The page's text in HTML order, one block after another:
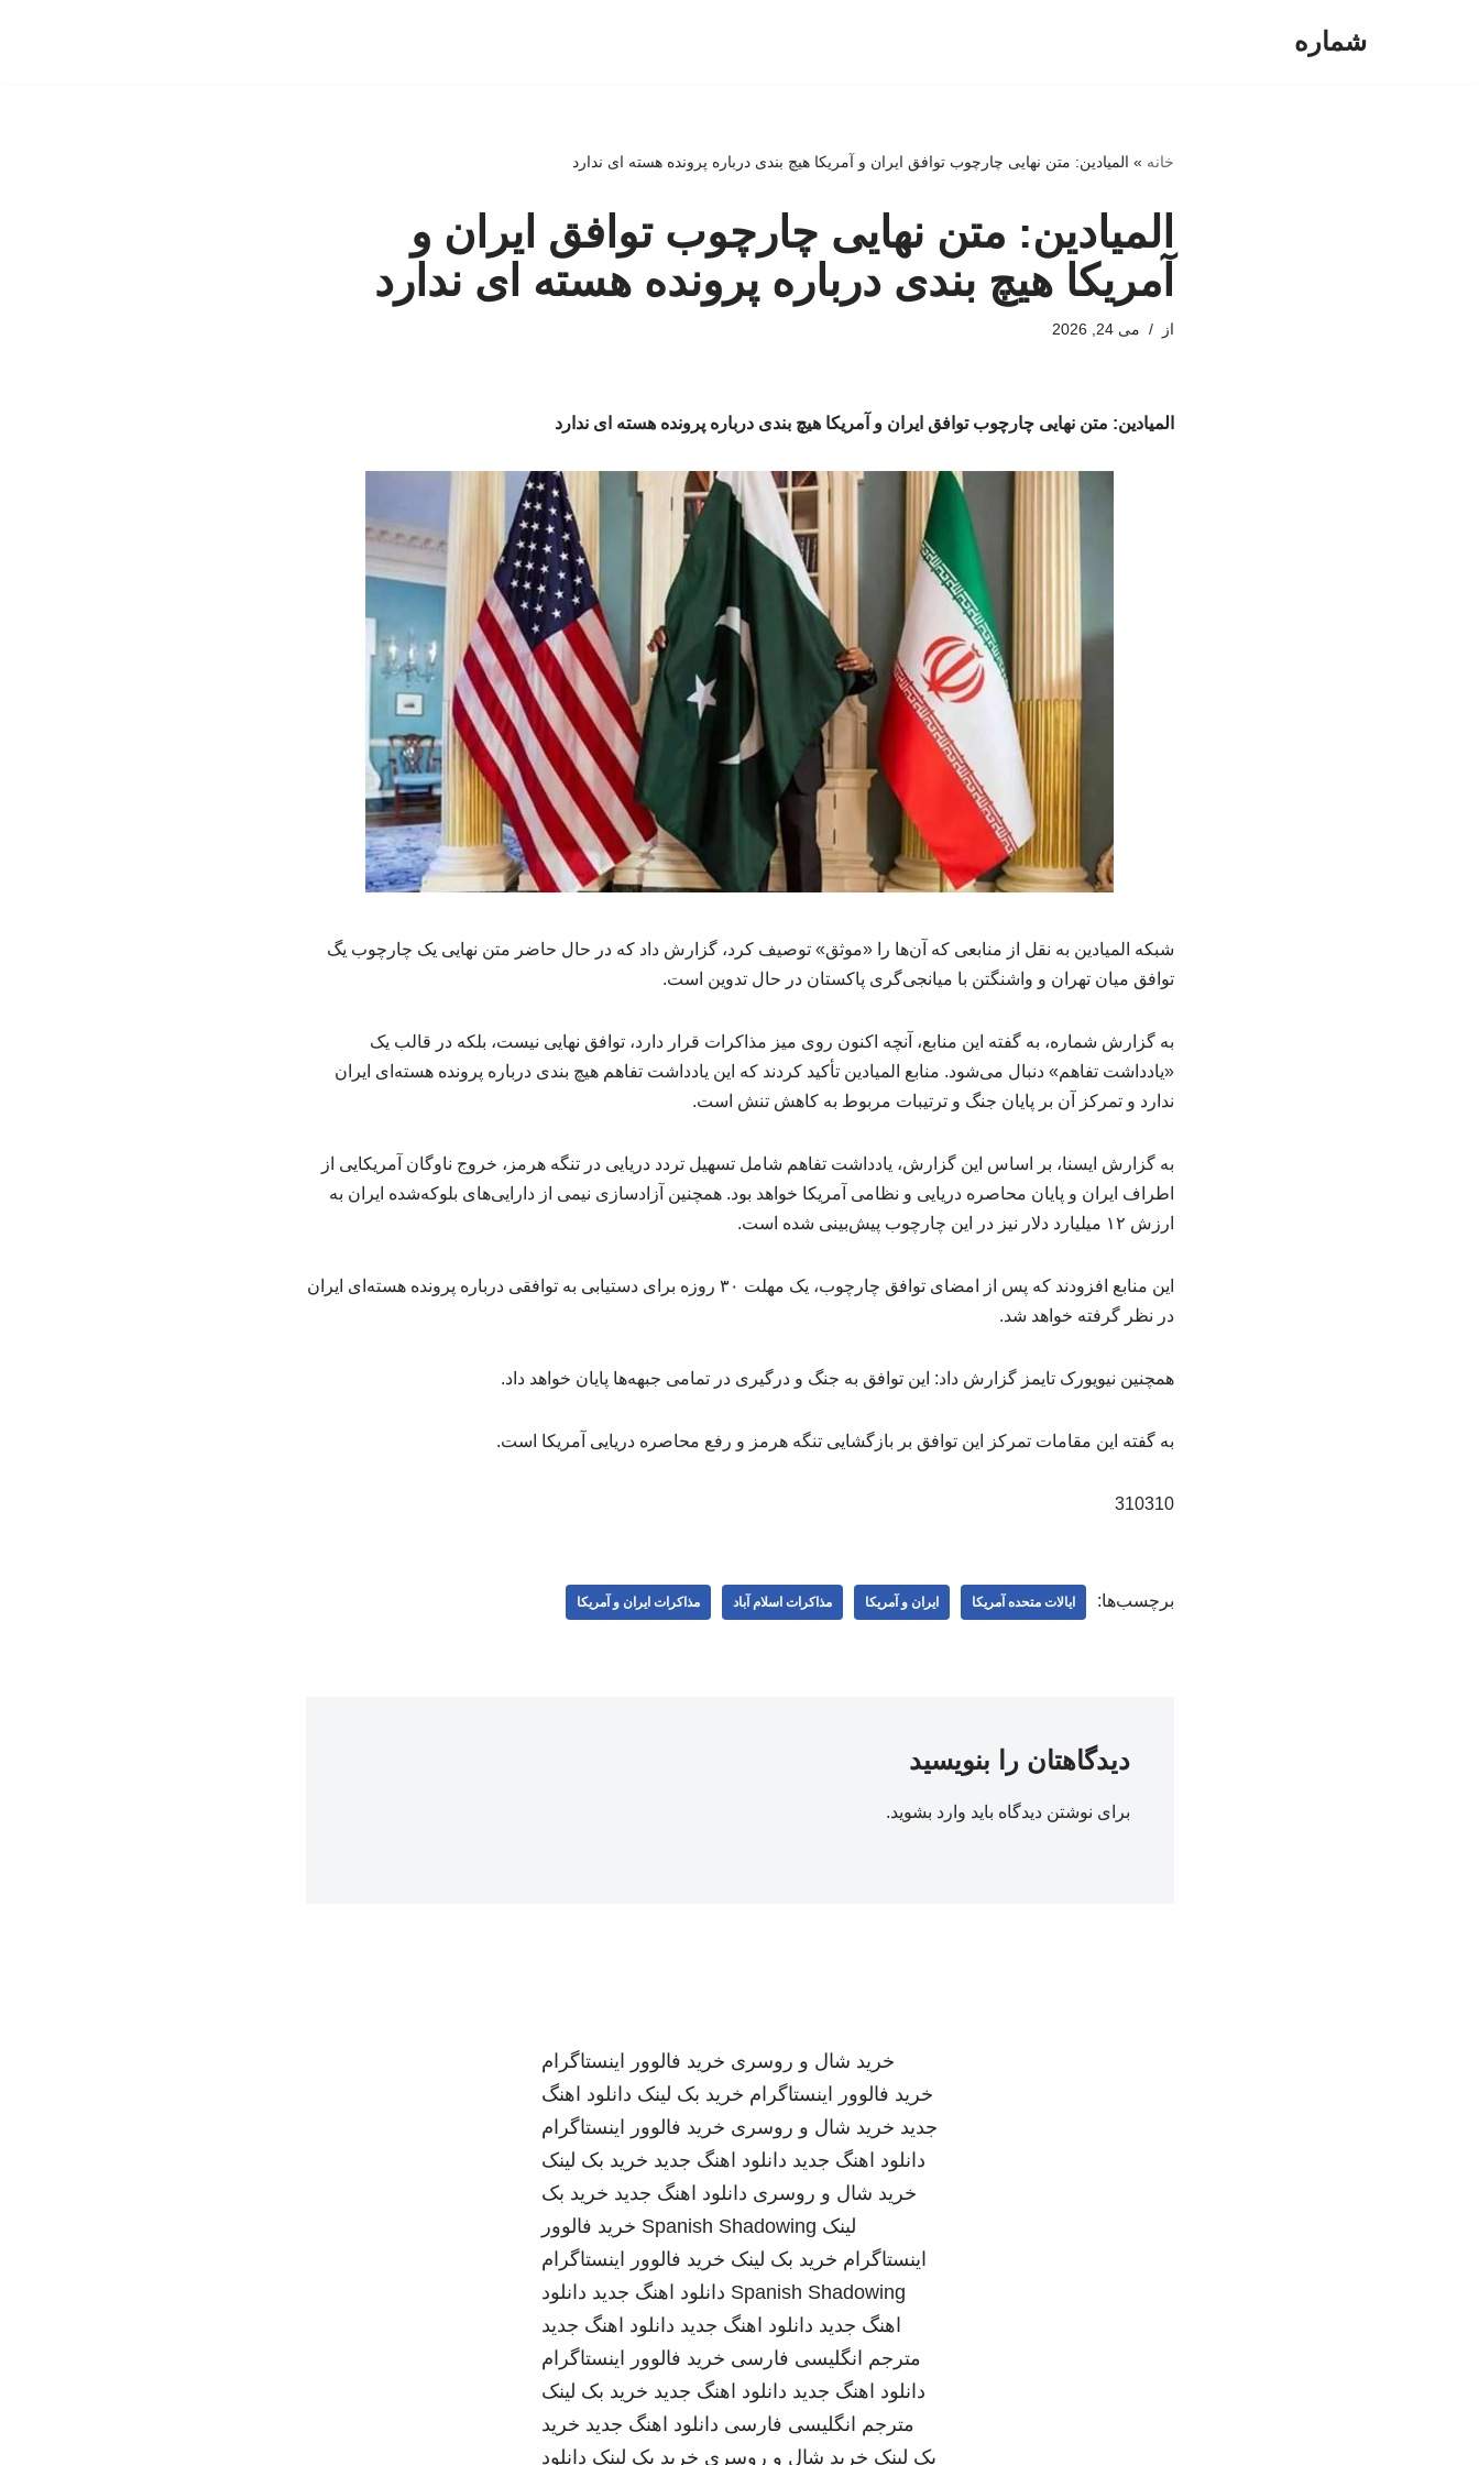
شماره
خانه » المیادین: متن نهایی چارچوب توافق ایران و آمریکا هیچ بندی درباره پرونده هسته ای ندارد
المیادین: متن نهایی چارچوب توافق ایران و
آمریکا هیچ بندی درباره پرونده هسته ای ندارد
از می 24, 2026
المیادین: متن نهایی چارچوب توافق ایران و آمریکا هیچ بندی درباره پرونده هسته ای ندارد
شبکه المیادین به نقل از منابعی که آن‌ها را «موثق» توصیف کرد، گزارش داد که در حال حاضر متن نهایی یک چارچوب یگ
توافق میان تهران و واشنگتن با میانجی‌گری پاکستان در حال تدوین است.
به گزارش شماره، به گفته این منابع، آنچه اکنون روی میز مذاکرات قرار دارد، توافق نهایی نیست، بلکه در قالب یک
«یادداشت تفاهم» دنبال می‌شود. منابع المیادین تأکید کردند که این یادداشت تفاهم هیچ بندی درباره پرونده هسته‌ای ایران
ندارد و تمرکز آن بر پایان جنگ و ترتیبات مربوط به کاهش تنش است.
به گزارش ایسنا، بر اساس این گزارش، یادداشت تفاهم شامل تسهیل تردد دریایی در تنگه هرمز، خروج ناوگان آمریکایی از
اطراف ایران و پایان محاصره دریایی و نظامی آمریکا خواهد بود. همچنین آزادسازی نیمی از دارایی‌های بلوکه‌شده ایران به
ارزش ۱۲ میلیارد دلار نیز در این چارچوب پیش‌بینی شده است.
این منابع افزودند که پس از امضای توافق چارچوب، یک مهلت ۳۰ روزه برای دستیابی به توافقی درباره پرونده هسته‌ای ایران
در نظر گرفته خواهد شد.
همچنین نیویورک تایمز گزارش داد: این توافق به جنگ و درگیری در تمامی جبهه‌ها پایان خواهد داد.
به گفته این مقامات تمرکز این توافق بر بازگشایی تنگه هرمز و رفع محاصره دریایی آمریکا است.
310310
برچسب‌ها: ایالات متحده آمریکا ایران و آمریکا مذاکرات اسلام آباد مذاکرات ایران و آمریکا
دیدگاهتان را بنویسید
برای نوشتن دیدگاه باید وارد بشوید.
خرید شال و روسری خرید فالوور اینستاگرام
خرید فالوور اینستاگرام خرید بک لینک دانلود اهنگ
جدید خرید شال و روسری خرید فالوور اینستاگرام
دانلود اهنگ جدید دانلود اهنگ جدید خرید بک لینک
خرید شال و روسری دانلود اهنگ جدید خرید بک
لینک Spanish Shadowing خرید فالوور
اینستاگرام خرید بک لینک خرید فالوور اینستاگرام
Spanish Shadowing دانلود اهنگ جدید دانلود
اهنگ جدید دانلود اهنگ جدید دانلود اهنگ جدید
مترجم انگلیسی فارسی خرید فالوور اینستاگرام
دانلود اهنگ جدید دانلود اهنگ جدید خرید بک لینک
مترجم انگلیسی فارسی دانلود اهنگ جدید خرید
بک لینک خرید شال و روسری خرید بک لینک دانلود